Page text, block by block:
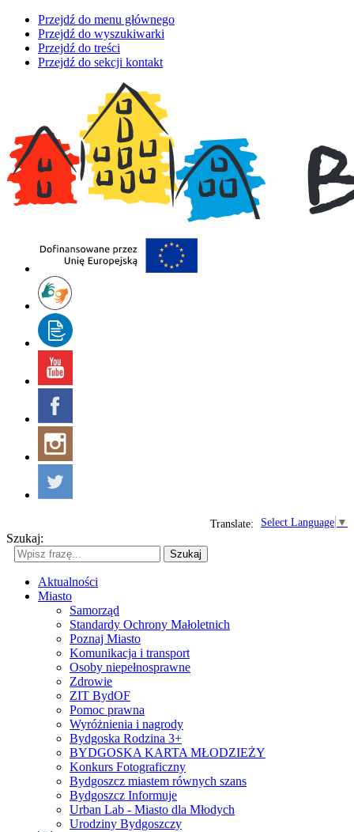
Przejdź do menu głównego
Przejdź do wyszukiwarki
Przejdź do treści
Przejdź do sekcji kontakt
Select Language ▼
Translate:
Szukaj:
Szukaj
Aktualności
Miasto
Samorząd
Standardy Ochrony Małoletnich
Poznaj Miasto
Komunikacja i transport
Osoby niepełnosprawne
Zdrowie
ZIT BydOF
Pomoc prawna
Wyróżnienia i nagrody
Bydgoska Rodzina 3+
BYDGOSKA KARTA MŁODZIEŻY
Konkurs Fotograficzny
Bydgoszcz miastem równych szans
Bydgoszcz Informuje
Urban Lab - Miasto dla Młodych
Urodziny Bydgoszczy